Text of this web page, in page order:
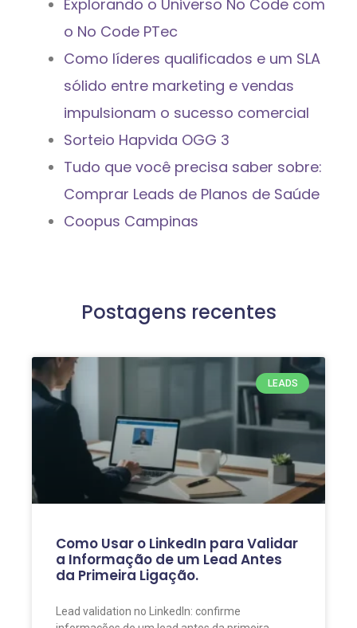
Explorando o Universo No Code com
o No Code PTec
Como líderes qualificados e um SLA
sólido entre marketing e vendas
impulsionam o sucesso comercial
Sorteio Hapvida OGG 3
Tudo que você precisa saber sobre:
Comprar Leads de Planos de Saúde
Coopus Campinas
Postagens recentes
LEADS
Como Usar o LinkedIn para Validar
a Informação de um Lead Antes
da Primeira Ligação.
Lead validation no LinkedIn: confirme